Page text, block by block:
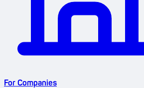
For Companies